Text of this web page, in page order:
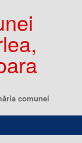
comunei